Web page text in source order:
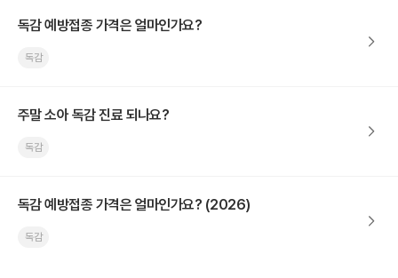
독감 예방접종 가격은 얼마인가요?
독감
주말 소아 독감 진료 되나요?
독감
독감 예방접종 가격은 얼마인가요? (2026)
독감